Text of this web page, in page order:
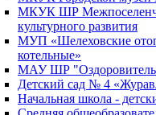
МКУК ШР
культурного развития
МУП «Шелеховские
котельные»
МАУ ШР
Детский сад № 4
Начальная школа -